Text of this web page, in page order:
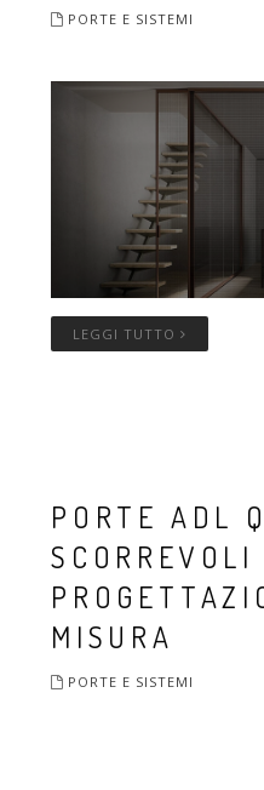
PORTE E SISTEMI
LEGGI TUTTO
PORTE ADL
MISURA
PORTE E SISTEMI